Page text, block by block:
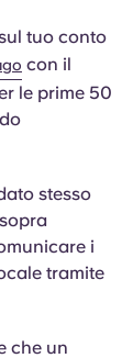
tuo conto
con il
le prime 50
stesso
i
tramite
che un